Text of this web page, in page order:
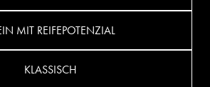
MIT REIFEPOTENZIAL
KLASSISCH